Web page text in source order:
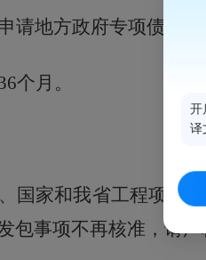
请地方政府专项债券
个月 。
国家和我省工程项目
包事项不再核准，请
开
译